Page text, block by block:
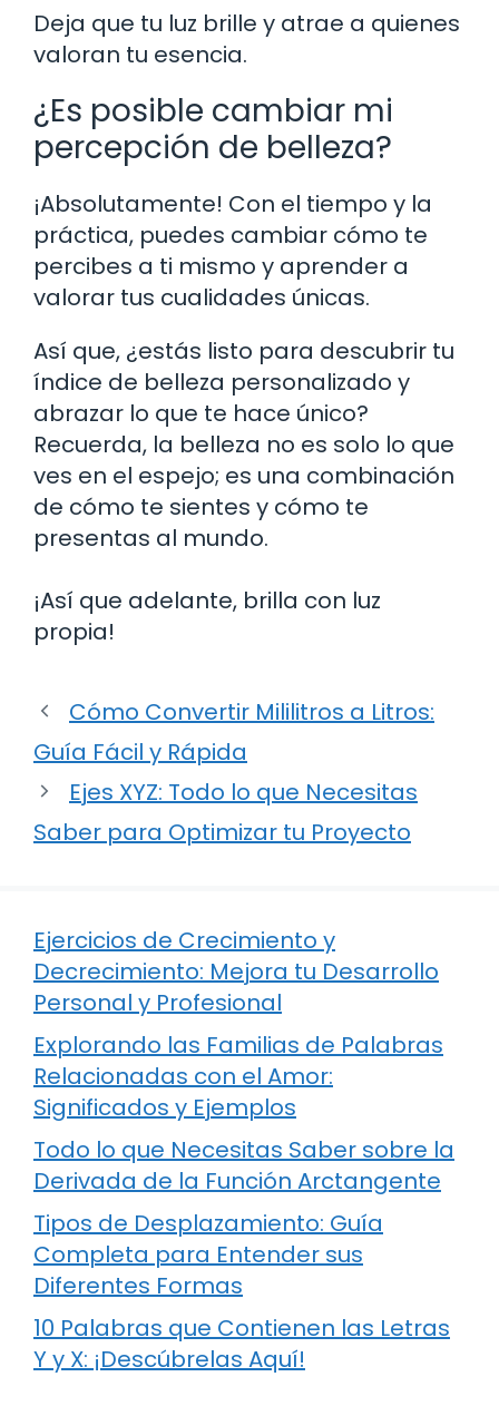
Deja que tu luz brille y atrae a quienes
valoran tu esencia.
¿Es posible cambiar mi
percepción de belleza?
¡Absolutamente! Con el tiempo y la
práctica, puedes cambiar cómo te
percibes a ti mismo y aprender a
valorar tus cualidades únicas.
Así que, ¿estás listo para descubrir tu
índice de belleza personalizado y
abrazar lo que te hace único?
Recuerda, la belleza no es solo lo que
ves en el espejo; es una combinación
de cómo te sientes y cómo te
presentas al mundo.
¡Así que adelante, brilla con luz
propia!
Cómo Convertir Mililitros a Litros:
Guía Fácil y Rápida
Ejes XYZ: Todo lo que Necesitas
Saber para Optimizar tu Proyecto
Ejercicios de Crecimiento y
Decrecimiento: Mejora tu Desarrollo
Personal y Profesional
Explorando las Familias de Palabras
Relacionadas con el Amor:
Significados y Ejemplos
Todo lo que Necesitas Saber sobre la
Derivada de la Función Arctangente
Tipos de Desplazamiento: Guía
Completa para Entender sus
Diferentes Formas
10 Palabras que Contienen las Letras
Y y X: ¡Descúbrelas Aquí!